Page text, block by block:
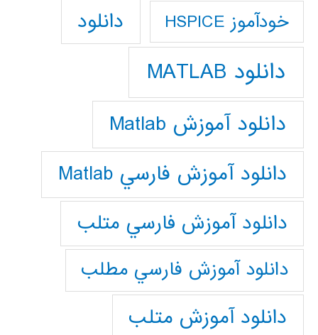
خودآموز HSPICE دانلود
دانلود MATLAB
دانلود آموزش Matlab
دانلود آموزش فارسي Matlab
دانلود آموزش فارسي متلب
دانلود آموزش فارسي مطلب
دانلود آموزش متلب